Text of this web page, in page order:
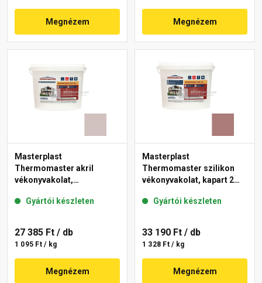
Megnézem Megnézem
Masterplast
Thermomaster akril
vékonyvakolat,
18-E 25 kg
Gyártói készleten
27 385 Ft / db
1 095 Ft / kg
Megnézem
Masterplast
Thermomaster szilikon
vékonyvakolat, kapart 2
Gyártói készleten
33 190 Ft / db
1 328 Ft / kg
Megnézem